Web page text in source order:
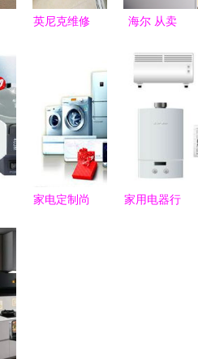
英尼克维修
见问题解答
海尔 从卖
家电定制尚
家用电器行